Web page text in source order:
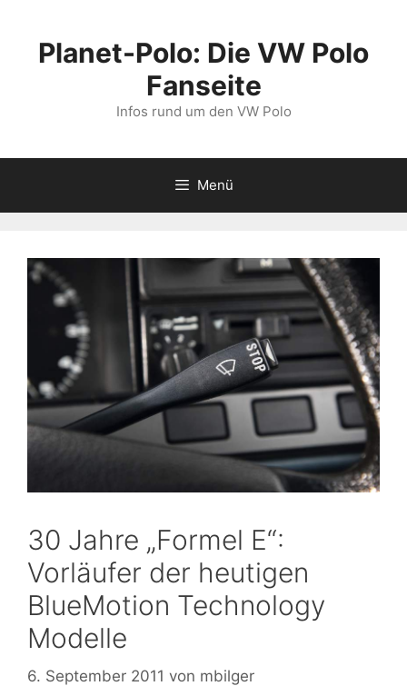
springenPlanet-Polo: Die VW Polo
Fanseite
Infos rund um den VW Polo
Menü
30 Jahre „Formel E“:
Vorläufer der heutigen
BlueMotion Technology
Modelle
6. September 2011 von mbilger